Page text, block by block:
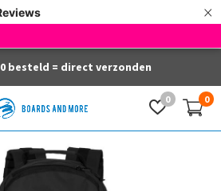
×
0 0
besteld = direct verzonden